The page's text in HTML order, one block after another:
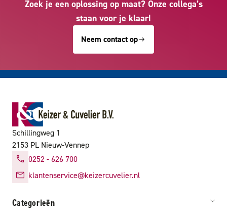
Zoek je een oplossing op maat? Onze collega’s
staan voor je klaar!
Neem contact op
Schillingweg 1
2153 PL Nieuw-Vennep
0252 - 626 700
klantenservice@keizercuvelier.nl
Categorieën